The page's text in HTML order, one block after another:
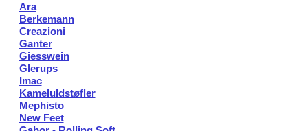
Ara
Berkemann
Creazioni
Ganter
Giesswein
Glerups
Imac
Kameluldstøfler
Mephisto
New Feet